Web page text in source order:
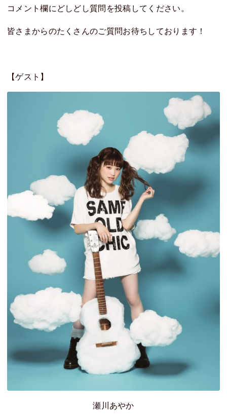
コメント欄にどしどし質問を投稿してください。
皆さまからのたくさんのご質問お待ちしております！
【ゲスト】
瀬川あやか